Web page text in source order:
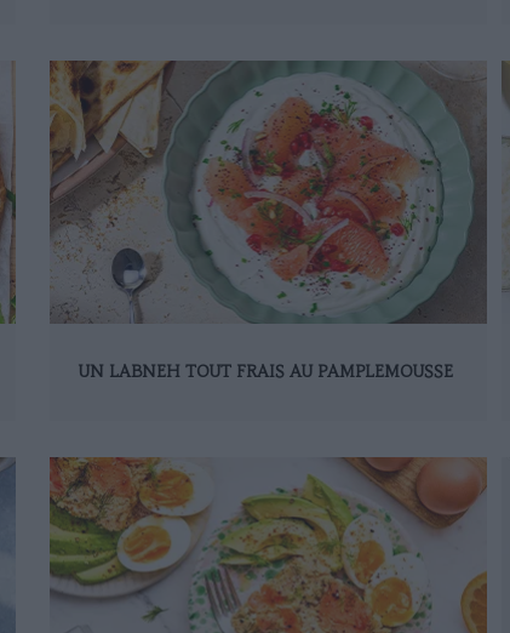
UN LABNEH TOUT FRAIS AU PAMPLEMOUSSE